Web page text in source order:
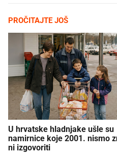
PROČITAJTE JOŠ
U hrvatske hladnjake ušle su
namirnice koje 2001. nismo
ni izgovoriti